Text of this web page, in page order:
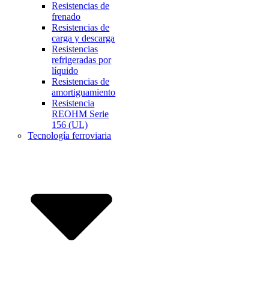
Resistencias de
frenado
Resistencias de
carga y descarga
Resistencias
refrigeradas por
líquido
Resistencias de
amortiguamiento
Resistencia
REOHM Serie
156 (UL)
Tecnología ferroviaria